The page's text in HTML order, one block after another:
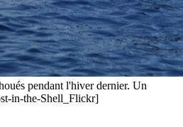
pendant l'hiver dernier. Un
in-the-Shell_Flickr]